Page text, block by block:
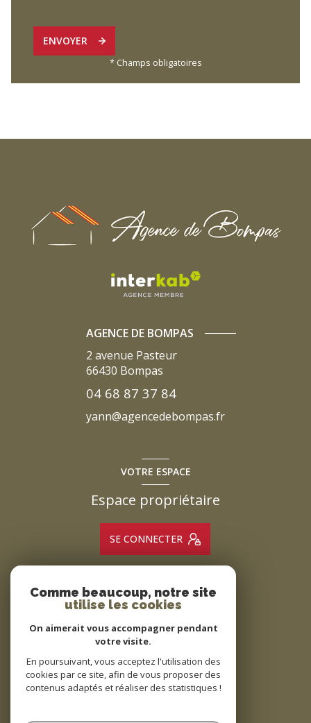
ENVOYER
* Champs obligatoires
AGENCE DE BOMPAS
2 avenue Pasteur
66430 Bompas
04 68 87 37 84
yann@agencedebompas.fr
VOTRE ESPACE
Espace propriétaire
SE CONNECTER
ADHÉRENTS
Nous adhérons
Comme beaucoup, notre site
utilise les cookies
On aimerait vous accompagner pendant
votre visite.
En poursuivant, vous acceptez l'utilisation des
cookies par ce site, afin de vous proposer des
contenus adaptés et réaliser des statistiques !